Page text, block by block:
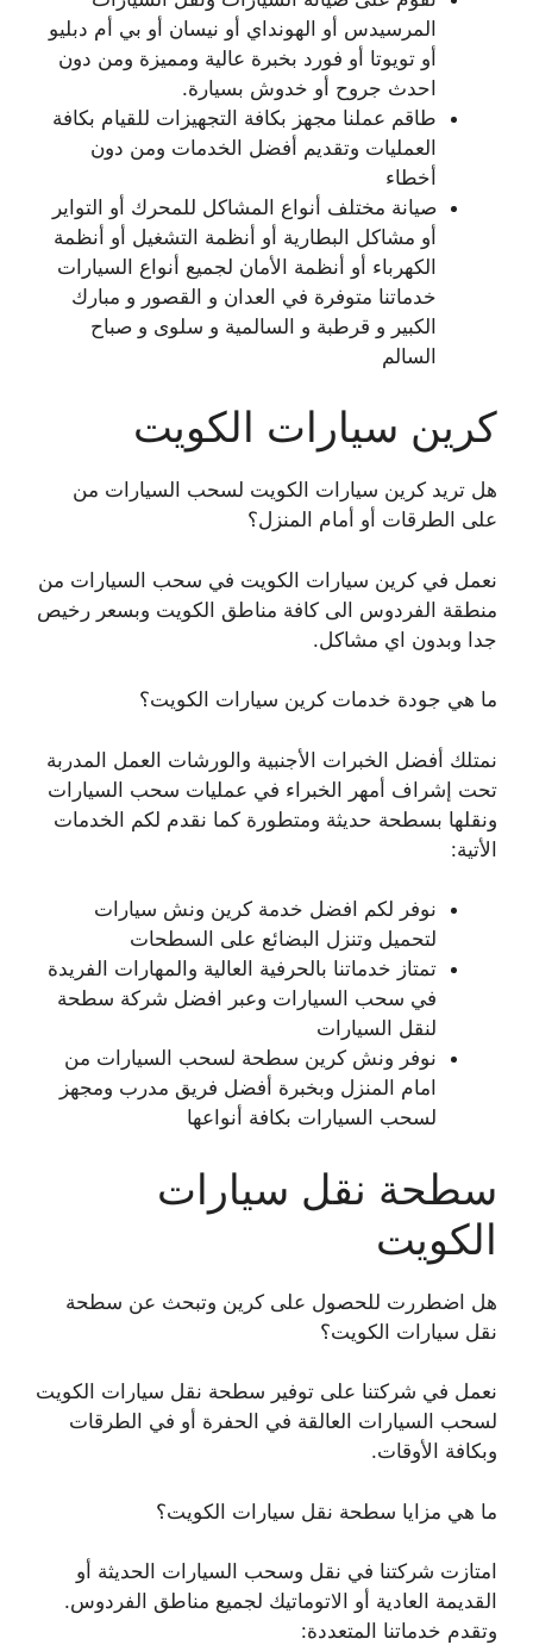
المرسيدس أو الهونداي أو نيسان أو بي أم دبليو
أو تويوتا أو فورد بخبرة عالية ومميزة ومن دون
احدث جروح أو خدوش بسيارة.
طاقم عملنا مجهز بكافة التجهيزات للقيام بكافة
العمليات وتقديم أفضل الخدمات ومن دون
أخطاء
صيانة مختلف أنواع المشاكل للمحرك أو التواير
أو مشاكل البطارية أو أنظمة التشغيل أو أنظمة
الكهرباء أو أنظمة الأمان لجميع أنواع السيارات
خدماتنا متوفرة في العدان و القصور و مبارك
الكبير و قرطبة و السالمية و سلوى و صباح
السالم
كرين سيارات الكويت
هل تريد كرين سيارات الكويت لسحب السيارات من
على الطرقات أو أمام المنزل؟
نعمل في كرين سيارات الكويت في سحب السيارات من
منطقة الفردوس الى كافة مناطق الكويت وبسعر رخيص
جدا وبدون اي مشاكل.
ما هي جودة خدمات كرين سيارات الكويت؟
نمتلك أفضل الخبرات الأجنبية والورشات العمل المدربة
تحت إشراف أمهر الخبراء في عمليات سحب السيارات
ونقلها بسطحة حديثة ومتطورة كما نقدم لكم الخدمات
الأتية:
نوفر لكم افضل خدمة كرين ونش سيارات
لتحميل وتنزل البضائع على السطحات
تمتاز خدماتنا بالحرفية العالية والمهارات الفريدة
في سحب السيارات وعبر افضل شركة سطحة
لنقل السيارات
نوفر ونش كرين سطحة لسحب السيارات من
امام المنزل وبخبرة أفضل فريق مدرب ومجهز
لسحب السيارات بكافة أنواعها
سطحة نقل سيارات
الكويت
هل اضطررت للحصول على كرين وتبحث عن سطحة
نقل سيارات الكويت؟
نعمل في شركتنا على توفير سطحة نقل سيارات الكويت
لسحب السيارات العالقة في الحفرة أو في الطرقات
وبكافة الأوقات.
ما هي مزايا سطحة نقل سيارات الكويت؟
امتازت شركتنا في نقل وسحب السيارات الحديثة أو
القديمة العادية أو الاتوماتيك لجميع مناطق الفردوس.
وتقدم خدماتنا المتعددة: